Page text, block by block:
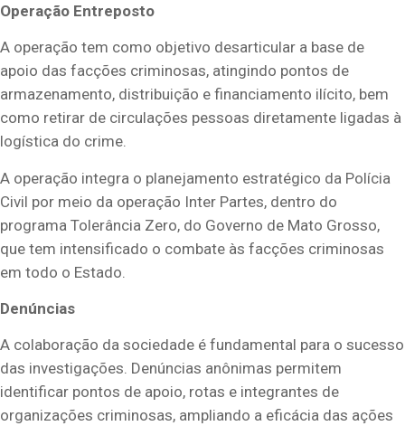
Operação Entreposto
A operação tem como objetivo desarticular a base de
apoio das facções criminosas, atingindo pontos de
armazenamento, distribuição e financiamento ilícito, bem
como retirar de circulações pessoas diretamente ligadas à
logística do crime.
A operação integra o planejamento estratégico da Polícia
Civil por meio da operação Inter Partes, dentro do
programa Tolerância Zero, do Governo de Mato Grosso,
que tem intensificado o combate às facções criminosas
em todo o Estado.
Denúncias
A colaboração da sociedade é fundamental para o sucesso
das investigações. Denúncias anônimas permitem
identificar pontos de apoio, rotas e integrantes de
organizações criminosas, ampliando a eficácia das ações